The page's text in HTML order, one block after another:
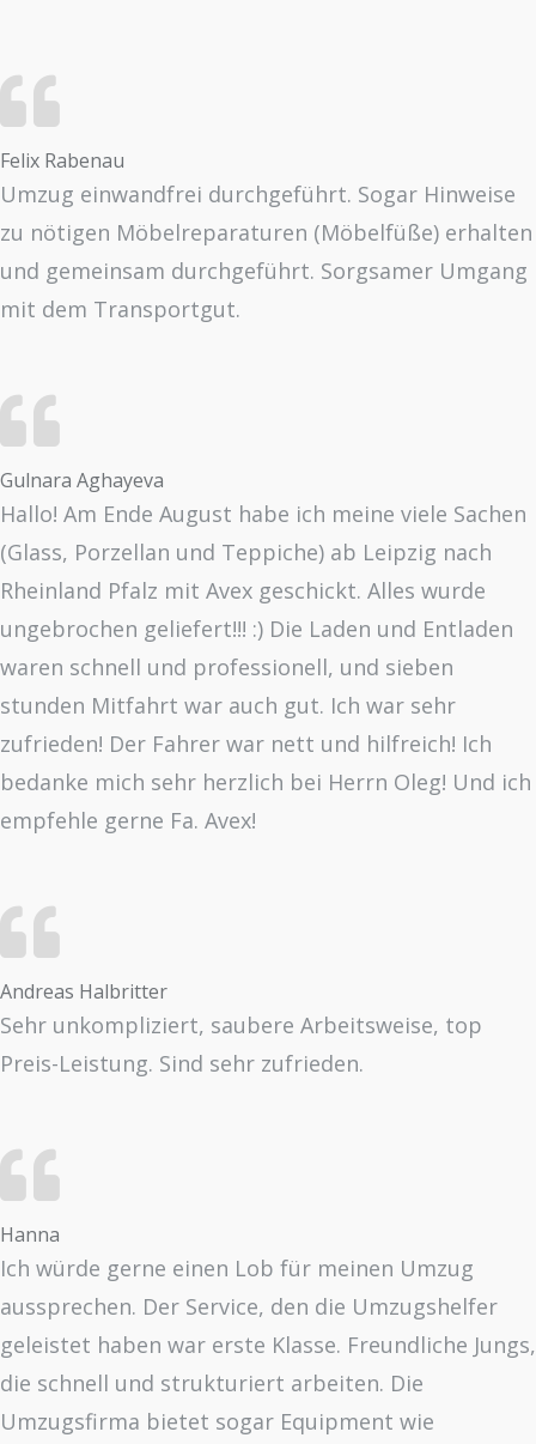
Felix Rabenau
Umzug einwandfrei durchgeführt. Sogar Hinweise
zu nötigen Möbelreparaturen (Möbelfüße) erhalten
und gemeinsam durchgeführt. Sorgsamer Umgang
mit dem Transportgut.
Gulnara Aghayeva
Hallo! Am Ende August habe ich meine viele Sachen
(Glass, Porzellan und Teppiche) ab Leipzig nach
Rheinland Pfalz mit Avex geschickt. Alles wurde
ungebrochen geliefert!!! :) Die Laden und Entladen
waren schnell und professionell, und sieben
stunden Mitfahrt war auch gut. Ich war sehr
zufrieden! Der Fahrer war nett und hilfreich! Ich
bedanke mich sehr herzlich bei Herrn Oleg! Und ich
empfehle gerne Fa. Avex!
Andreas Halbritter
Sehr unkompliziert, saubere Arbeitsweise, top
Preis-Leistung. Sind sehr zufrieden.
Hanna
Ich würde gerne einen Lob für meinen Umzug
aussprechen. Der Service, den die Umzugshelfer
geleistet haben war erste Klasse. Freundliche Jungs,
die schnell und strukturiert arbeiten. Die
Umzugsfirma bietet sogar Equipment wie